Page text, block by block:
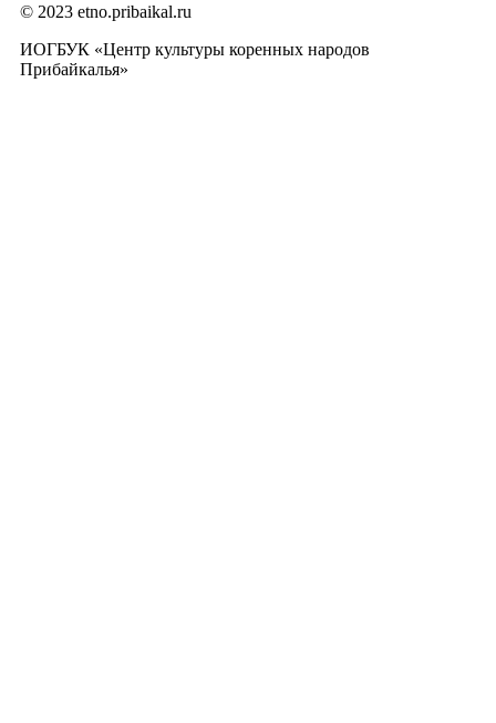
© 2023 etno.pribaikal.ru
ИОГБУК «Центр культуры коренных народов
Прибайкалья»